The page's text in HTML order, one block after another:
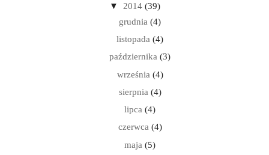
▼ 2014 (39)
grudnia (4)
listopada (4)
października (3)
września (4)
sierpnia (4)
lipca (4)
czerwca (4)
maja (5)